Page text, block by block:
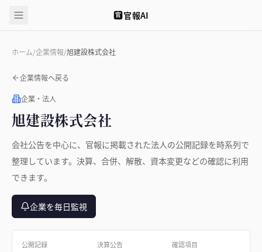
官 官報AI
ホーム/企業情報/旭建設株式会社
企業情報へ戻る
企業・法人
旭建設株式会社
会社公告を中心に、官報に掲載された法人の公開記録を時系列で
整理しています。決算、合併、解散、資本変更などの確認に利用
できます。
企業を毎日監視
公開記録 決算公告 確認項目